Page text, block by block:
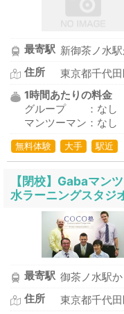
最寄駅 新御茶ノ水
住所
東京都千代
1時間あたりの料金
グループ ：なし
マンツーマン：なし
無料体験 大手 駅近
【閉校】Gabaマン
水ラーニングスタジ
最寄駅 御茶ノ水駅
住所
東京都千代